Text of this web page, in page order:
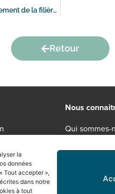
la
données
Tout accepter »,
dans notre
à tout
Les propositions de Chevreuse Courtage pour accélérer le déploiement de la filière REP du Bâtiment
Retour
Nous
Qui sommes-